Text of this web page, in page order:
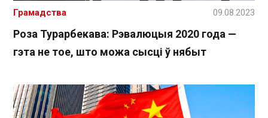
Роза Турарбекава: Рэвалюцыя 2020 года —
гэта не тое, што можа сысці ў нябыт
Грамадства 09.08.2023